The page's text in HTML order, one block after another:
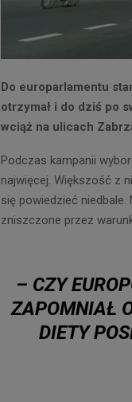
Do europarlamentu
otrzymał i do dziś po
wciąż na ulicach
Podczas kampanii
najwięcej. Większość z
się powiedzieć
zniszczone przez
– CZY
ZAPOMNIAŁ
DIETY